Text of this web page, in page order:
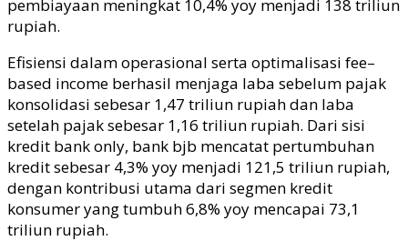
pembiayaan meningkat 10,4% yoy menjadi 138 triliun
rupiah.
Efisiensi dalam operasional serta optimalisasi fee–
based income berhasil menjaga laba sebelum pajak
konsolidasi sebesar 1,47 triliun rupiah dan laba
setelah pajak sebesar 1,16 triliun rupiah. Dari sisi
kredit bank only, bank bjb mencatat pertumbuhan
kredit sebesar 4,3% yoy menjadi 121,5 triliun rupiah,
dengan kontribusi utama dari segmen kredit
konsumer yang tumbuh 6,8% yoy mencapai 73,1
triliun rupiah.